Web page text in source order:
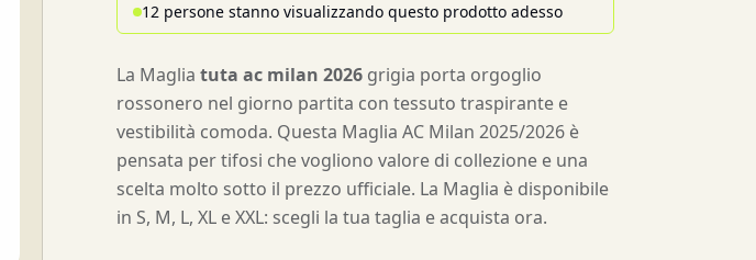
12 persone stanno visualizzando questo prodotto adesso
La Magliatuta ac milan 2026 grigia porta orgoglio
rossonero nel giorno partita con tessuto traspirante e
vestibilità comoda. Questa Maglia AC Milan 2025/2026 è
pensata per tifosi che vogliono valore di collezione e una
scelta molto sotto il prezzo ufficiale. La Maglia è disponibile
in S, M, L, XL e XXL: scegli la tua taglia e acquista ora.